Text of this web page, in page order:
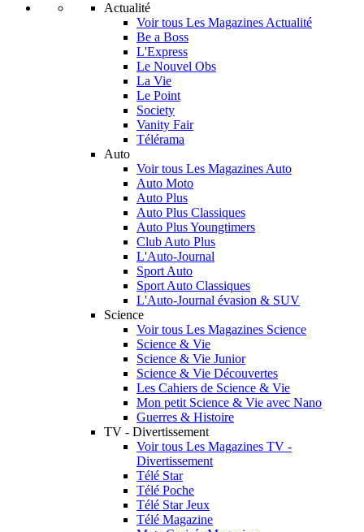
Actualité
Voir tous Les Magazines Actualité
Be a Boss
L'Express
Le Nouvel Obs
La Vie
Le Point
Society
Vanity Fair
Télérama
Auto
Voir tous Les Magazines Auto
Auto Moto
Auto Plus
Auto Plus Classiques
Auto Plus Youngtimers
Club Auto Plus
L'Auto-Journal
Sport Auto
Sport Auto Classiques
L'Auto-Journal évasion & SUV
Science
Voir tous Les Magazines Science
Science & Vie
Science & Vie Junior
Science & Vie Découvertes
Les Cahiers de Science & Vie
Mon petit Science & Vie avec Nano
Guerres & Histoire
TV - Divertissement
Voir tous Les Magazines TV -
Divertissement
Télé Star
Télé Poche
Télé Star Jeux
Télé Magazine